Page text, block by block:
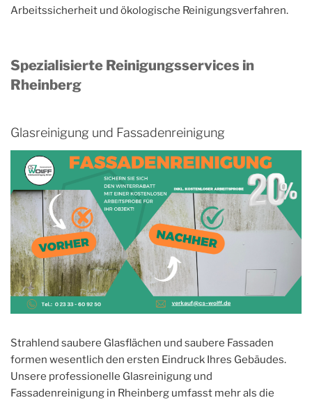
Arbeitssicherheit und ökologische Reinigungsverfahren.
Spezialisierte Reinigungsservices in
Rheinberg
Glasreinigung und Fassadenreinigung
Strahlend saubere Glasflächen und saubere Fassaden
formen wesentlich den ersten Eindruck Ihres Gebäudes.
Unsere professionelle Glasreinigung und
Fassadenreinigung in Rheinberg umfasst mehr als die